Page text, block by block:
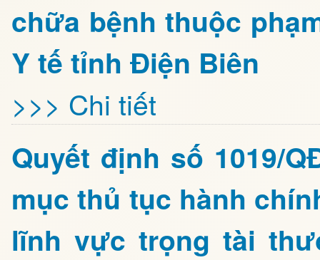
chữa bệnh thuộc
Y tế tỉnh Điện Biên
>>> Chi tiết
Quyết định số 1019/
mục thủ tục hành
lĩnh vực trọng tài